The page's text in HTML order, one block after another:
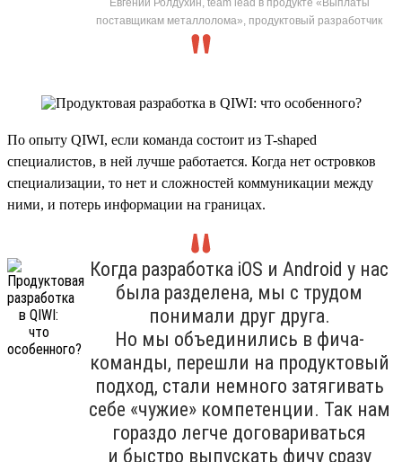
Евгений Ролдухин, team lead в продукте «Выплаты
поставщикам металлолома», продуктовый разработчик
По опыту QIWI, если команда состоит из T-shaped
специалистов, в ней лучше работается. Когда нет островков
специализации, то нет и сложностей коммуникации между
ними, и потерь информации на границах.
Когда разработка iOS и Android у нас
была разделена, мы с трудом
понимали друг друга.
Но мы объединились в фича-
команды, перешли на продуктовый
подход, стали немного затягивать
себе «чужие» компетенции. Так нам
гораздо легче договариваться
и быстро выпускать фичу сразу